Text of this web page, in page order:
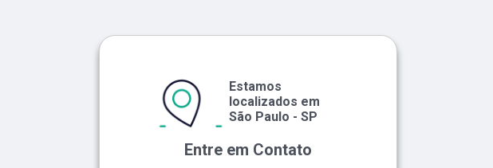
Entre em Contato
Estamos
localizados em
São Paulo - SP